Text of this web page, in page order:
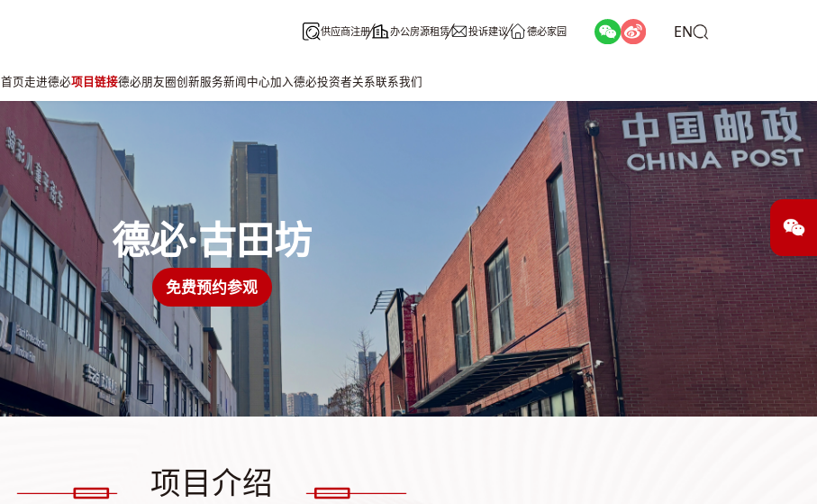
供应商注册 办公房源租赁 投诉建议 德必家园 EN
首页走进德必项目链接德必朋友圈创新服务新闻中心加入德必投资者关系联系我们
德必·古田坊
免费预约参观
项目介绍